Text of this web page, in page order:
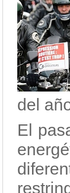
del
El